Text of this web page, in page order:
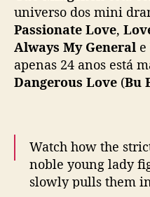
universo dos mini
Passionate Love,
Always My General e
apenas 24 anos está
Dangerous Love (Bu
Watch how the
noble young lady
slowly pulls them